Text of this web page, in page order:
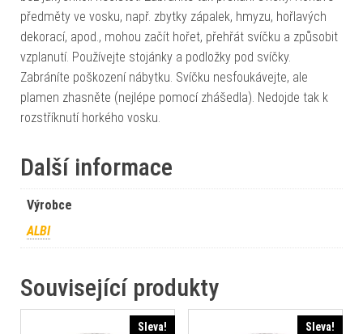
předměty ve vosku, např. zbytky zápalek, hmyzu, hořlavých
dekorací, apod., mohou začít hořet, přehřát svíčku a způsobit
vzplanutí. Používejte stojánky a podložky pod svíčky.
Zabráníte poškození nábytku. Svíčku nesfoukávejte, ale
plamen zhasněte (nejlépe pomocí zhášedla). Nedojde tak k
rozstříknutí horkého vosku.
Další informace
Výrobce
ALBI
Související produkty
Sleva! Sleva!